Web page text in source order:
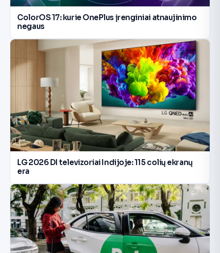
ColorOS 17: kurie OnePlus įrenginiai atnaujinimo
negaus
LG 2026 DI televizoriai Indijoje: 115 colių ekranų
era